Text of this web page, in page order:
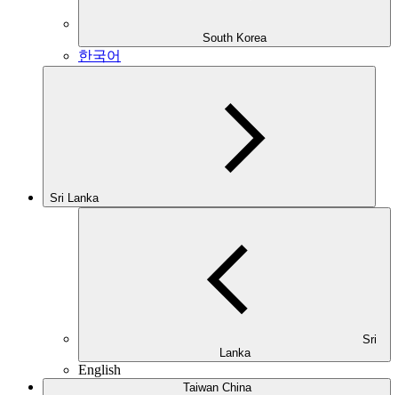
South Korea
한국어
Sri Lanka
Lanka
English
Taiwan China